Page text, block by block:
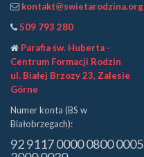
kontakt@swietarodzina.org
509 793 280
Parafia św. Huberta -
Centrum Formacji Rodzin
ul. Białej Brzozy 23, Zalesie
Górne
Numer konta (BS w
Białobrzegach):
92 9117 0000 0800 0005